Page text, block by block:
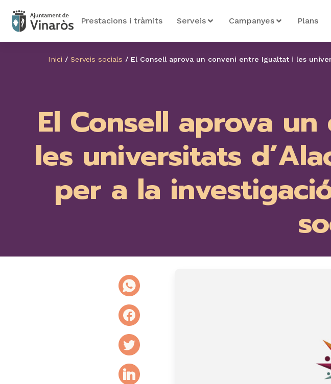
Prestacions i tràmits Serveis Campanyes Plans
Inici / Serveis socials / El Consell aprova un conveni entre Igualtat i les
El Consell aprova
les universitats
per a la